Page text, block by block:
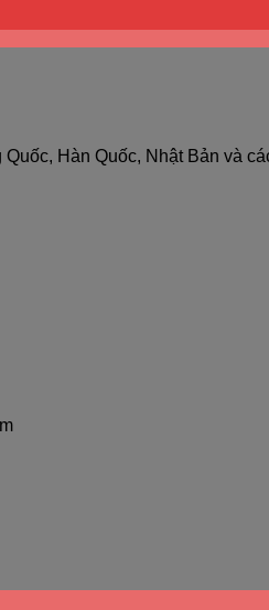
Hàn Quốc, Nhật Bản và